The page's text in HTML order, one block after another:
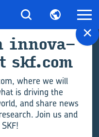
×
in­no­va­
skf.com
where we will
is driving the
and share news
Join us and